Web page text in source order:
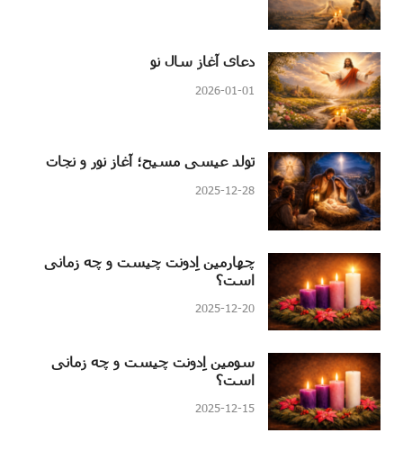
دعای آغاز سال نو
2026-01-01
تولد عیسی مسیح؛ آغاز نور و نجات
2025-12-28
چهارمین اِدونت چیست و چه زمانی
است؟
2025-12-20
سومین اِدونت چیست و چه زمانی
است؟
2025-12-15